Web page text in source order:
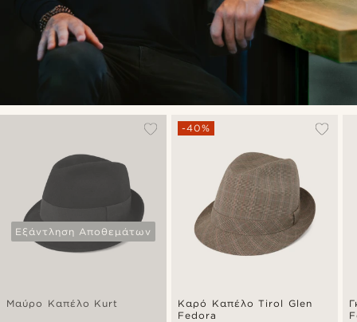
Εξάντληση Αποθεμάτων
Μαύρο Καπέλο Kurt
Καρό Καπέλο Tirol Glen
Fedora
-40%